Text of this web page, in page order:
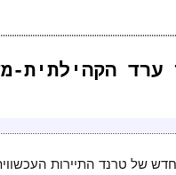
ערד הקהילתית-
של טרנד התיירות